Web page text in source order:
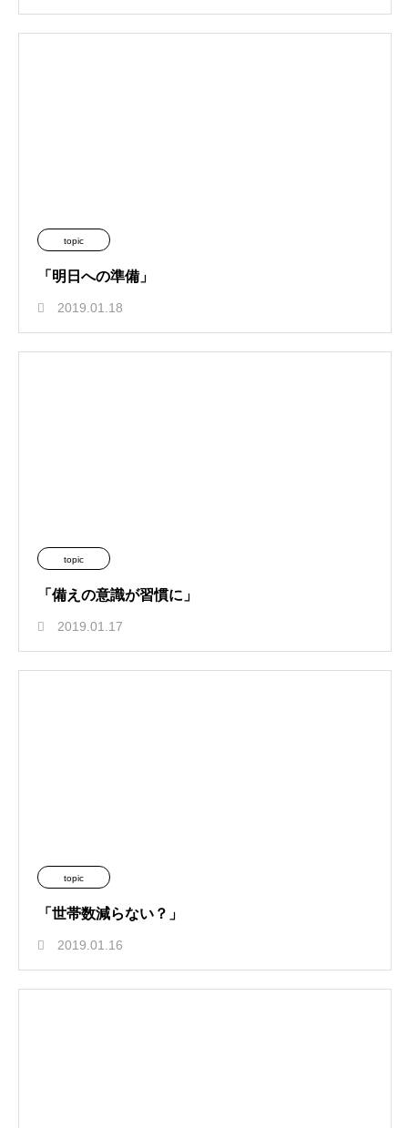
topic
「明日への準備」
2019.01.18
topic
「備えの意識が習慣に」
2019.01.17
topic
「世帯数減らない？」
2019.01.16